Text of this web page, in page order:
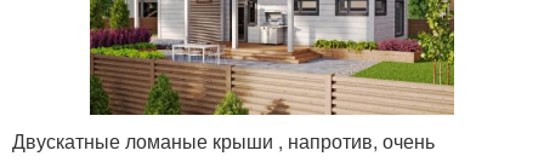
Двускатные ломаные крыши , напротив, очень